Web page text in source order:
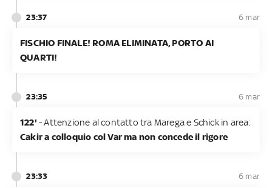
23:37 6 mar
FISCHIO FINALE! ROMA ELIMINATA, PORTO AI
QUARTI!
23:35 6 mar
122'- Attenzione al contatto tra Marega e Schick in area:
Cakir a colloquio col Var ma non concede il rigore
23:33 6 mar